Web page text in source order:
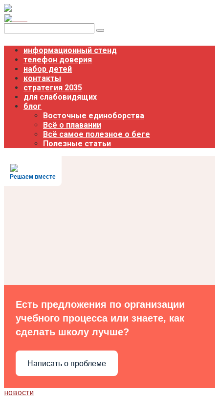
Перейти
к
контенту
информационный стенд
телефон доверия
набор детей
контакты
стратегия 2035
для слабовидящих
блог
Восточные единоборства
Всё о плавании
Всё самое полезное о беге
Полезные статьи
Решаем вместе
Есть предложения по организации
учебного процесса или знаете, как
сделать школу лучше?
Написать о проблеме
новости